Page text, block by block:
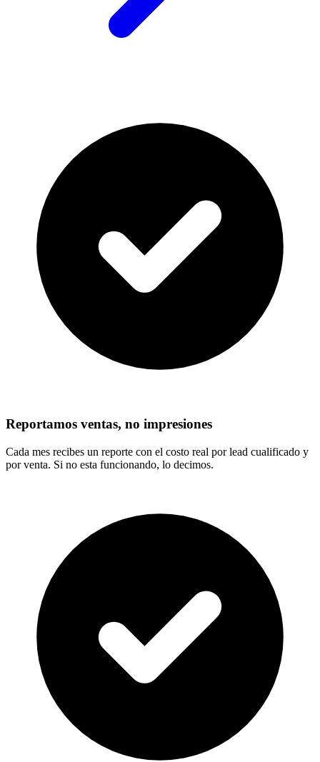
Reportamos ventas, no impresiones
Cada mes recibes un reporte con el costo real por lead cualificado y
por venta. Si no esta funcionando, lo decimos.